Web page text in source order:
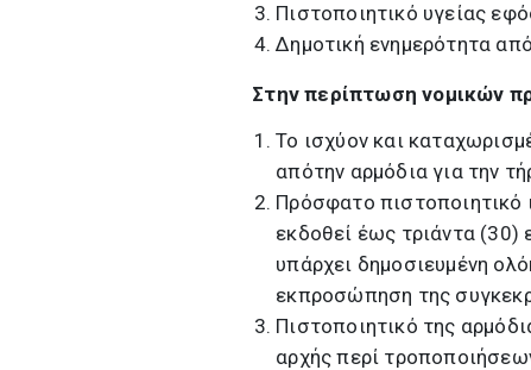
Πιστοποιητικό υγείας
Δημοτική ενημερότητα
Στην περίπτωση νομικών
Το ισχύον και
απότην αρμόδια για την
Πρόσφατο
εκδοθεί έως τριάντα (30)
υπάρχει δημοσιευμένη
εκπροσώπηση της
Πιστοποιητικό της
αρχής περί